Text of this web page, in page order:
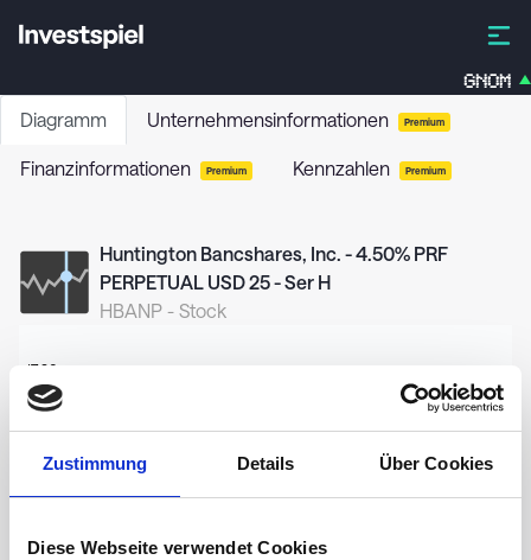
Zustimmung Details Über Cookies
Diese Webseite verwendet Cookies
GNOM
Diagramm Unternehmensinformationen Premium
Finanzinformationen Premium Kennzahlen Premium
Huntington Bancshares, Inc. - 4.50% PRF
PERPETUAL USD 25 - Ser H
HBANP - Stock
17,20